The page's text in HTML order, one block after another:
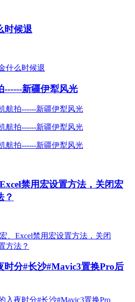
时候退
------新疆伊犁风光
禁用宏设置方法，关闭宏
？
时分#长沙#Mavic3置换Pro后